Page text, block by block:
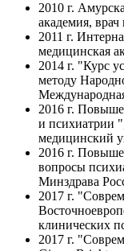
2010 г.
академия,
2011 г.
медицинская
2014 г. "Курс
методу
2016 г.
и психиатрии
медицинский
2016 г.
вопросы
Минздрава
2017 г.
клинических
2017 г.